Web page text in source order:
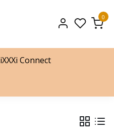
0
iXXXi Connect